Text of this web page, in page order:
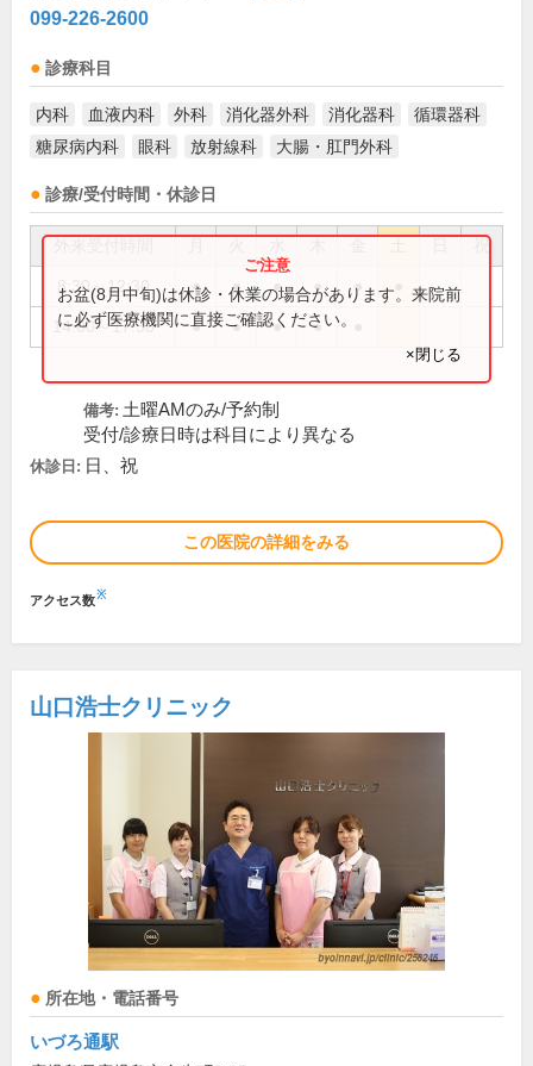
099-226-2600
診療科目
内科 血液内科 外科 消化器外科 消化器科
循環器科
糖尿病内科
眼科 放射線科 大腸・肛門外科
診療/受付時間・休診日
祝
8:30～12:30 ● ● ● ● ●
14:00～17:30 ● ● ● ●
お盆(8月中旬)は休診・休業の場合があります。来院前
に必ず医療機関に直接ご確認ください。
×閉じる
備考: 土曜AMのみ/予約制
受付/診療日時は科目により異なる
休診日: 日、祝
この医院の詳細をみる
アクセス数※
山口浩士クリニック
所在地・電話番号
いづろ通駅